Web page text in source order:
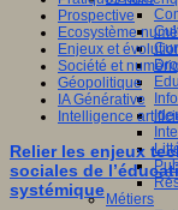
Métiers
Prospective
Ecosystème
Enjeux et
Société et
Géopolitique
IA Générative
Intelligence
Relier les enjeux
sociales de
systémique